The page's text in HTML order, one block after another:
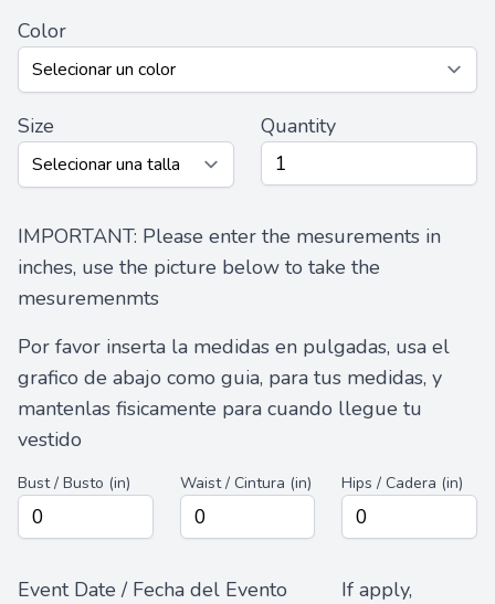
Color
Size Quantity
IMPORTANT: Please enter the mesurements in
inches, use the picture below to take the
mesuremenmts
Por favor inserta la medidas en pulgadas, usa el
grafico de abajo como guia, para tus medidas, y
mantenlas fisicamente para cuando llegue tu
vestido
Bust / Busto (in) Waist / Cintura (in) Hips / Cadera (in)
Event Date / Fecha del Evento
If apply,